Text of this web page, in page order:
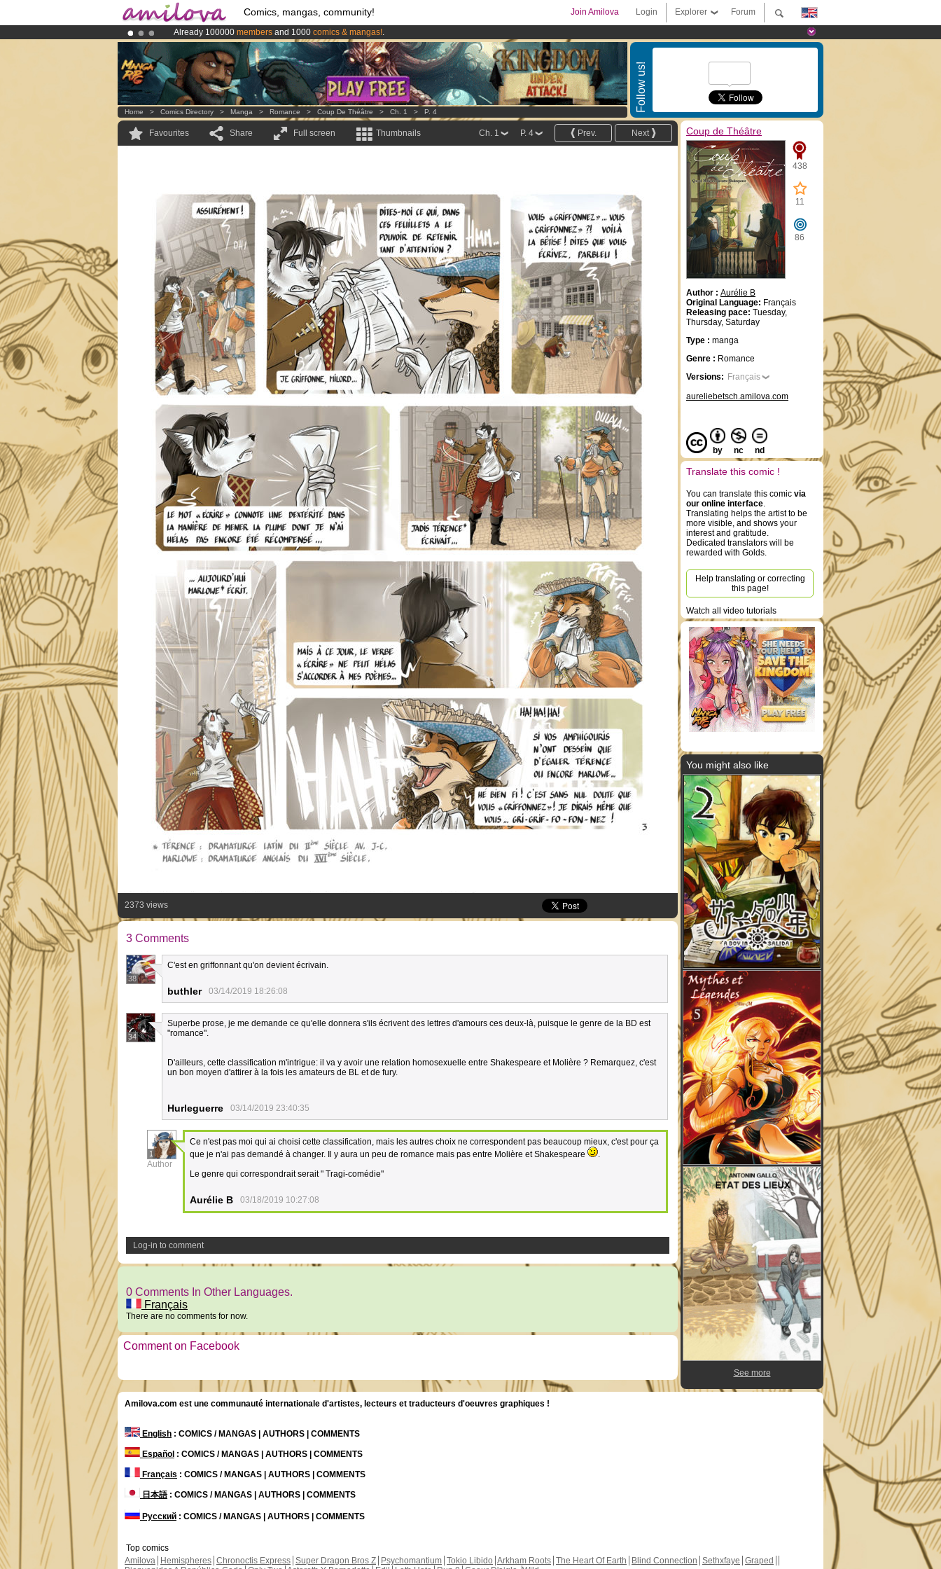
Comics, mangas, community! Forum
Explorer
Login
Join Amilova
Already 100000 members and 1000 comics & mangas!.
AmilovaKickstarter is now LIVE!.
Premium membership from3.95 euros per month !Get membership now
Follow us!
Home > Comics Directory > Manga > Romance > Coup De Théâtre > Ch. 1 > P. 4
Favourites Share Full screen Thumbnails Next
Prev.
P. 4
Ch. 1
2373 views
3 Comments
38
C'est en griffonnant qu'on devient écrivain.
buthler 03/14/2019 18:26:08
34
Superbe prose, je me demande ce qu'elle donnera s'ils écrivent des lettres d'amours ces deux-là, puisque le genre de la BD est
"romance".
D'ailleurs, cette classification m'intrigue: il va y avoir une relation homosexuelle entre Shakespeare et Molière ? Remarquez, c'est
un bon moyen d'attirer à la fois les amateurs de BL et de fury.
Hurleguerre 03/14/2019 23:40:35
1
Author
Ce n'est pas moi qui ai choisi cette classification, mais les autres choix ne correspondent pas beaucoup mieux, c'est pour ça
que je n'ai pas demandé à changer. Il y aura un peu de romance mais pas entre Molière et Shakespeare
.
Le genre qui correspondrait serait " Tragi-comédie"
Aurélie B 03/18/2019 10:27:08
Log-in to comment
0 Comments In Other Languages.
Français
There are no comments for now.
Comment on Facebook
Coup de Théâtre
438
11
86
Author : Aurélie B
Original Language: Français
Releasing pace: Tuesday,
Thursday, Saturday
Type : manga
Genre : Romance
Versions: Français
aureliebetsch.amilova.com
by nc nd
Translate this comic !
You can translate this comic via
our online interface.
Translating helps the artist to be
more visible, and shows your
interest and gratitude.
Dedicated translators will be
rewarded with Golds.
Help translating or correcting
this page!
Watch all video tutorials
You might also like
See more
Amilova.com est une communauté internationale d'artistes, lecteurs et traducteurs d'oeuvres graphiques !
English : COMICS / MANGAS | AUTHORS | COMMENTS
Español : COMICS / MANGAS | AUTHORS | COMMENTS
Français : COMICS / MANGAS | AUTHORS | COMMENTS
日本語: COMICS / MANGAS | AUTHORS | COMMENTS
Русский : COMICS / MANGAS | AUTHORS | COMMENTS
Top comics
Amilova
Hemispheres Chronoctis Express Super Dragon Bros Z Psychomantium Tokio Libido Arkham Roots The Heart Of Earth Blind Connection Sethxfaye Graped